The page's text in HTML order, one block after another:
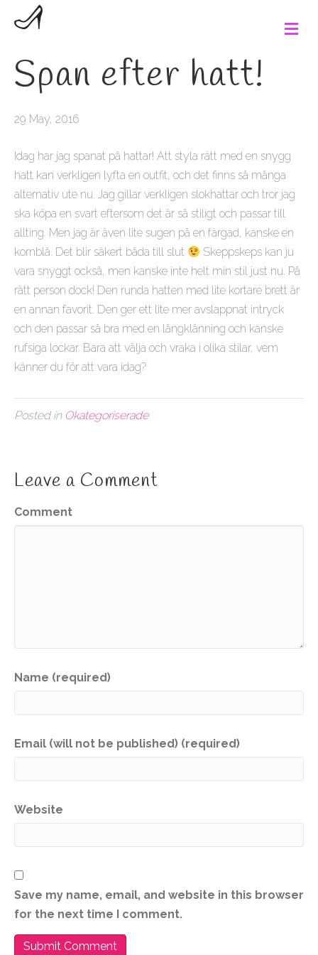
M
e
Span efter hatt!
29 May, 2016
Idag har jag spanat på hattar! Att styla rätt med en snygg
hatt kan verkligen lyfta en outfit, och det finns så många
alternativ ute nu. Jag gillar verkligen slokhattar och tror jag
ska köpa en svart eftersom det är så stiligt och passar till
allting. Men jag är även lite sugen på en färgad, kanske en
kornblå. Det blir säkert båda till slut
Skeppskeps kan ju
vara snyggt också, men kanske inte helt min stil just nu. På
rätt person dock! Den runda hatten med lite kortare brett är
en annan favorit. Den ger ett lite mer avslappnat intryck
och den passar så bra med en långklänning och kanske
rufsiga lockar. Bara att välja och vraka i olika stilar, vem
känner du för att vara idag?
Posted in Okategoriserade
Leave a Comment
Comment
Name (required)
Email (will not be published) (required)
Website
Save my name, email, and website in this browser
for the next time I comment.